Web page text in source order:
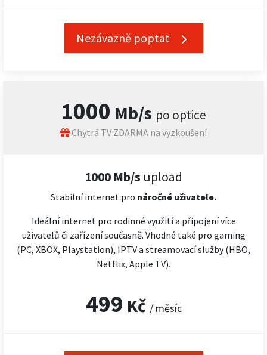
Nezávazně poptat
1000 Mb/s po optice
Chytrá TV ZDARMA na vyzkoušení
1000 Mb/s upload
Stabilní internet pro náročné uživatele.
Ideální internet pro rodinné využití a připojení více
uživatelů či zařízení současně. Vhodné také pro gaming
(PC, XBOX, Playstation), IPTV a streamovací služby (HBO,
Netflix, Apple TV).
499 Kč / měsíc